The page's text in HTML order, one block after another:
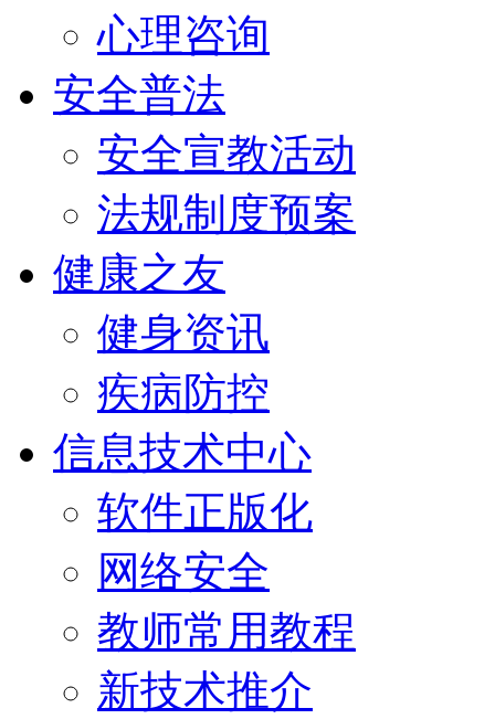
心理咨询
安全普法
安全宣教活动
法规制度预案
健康之友
健身资讯
疾病防控
信息技术中心
软件正版化
网络安全
教师常用教程
新技术推介